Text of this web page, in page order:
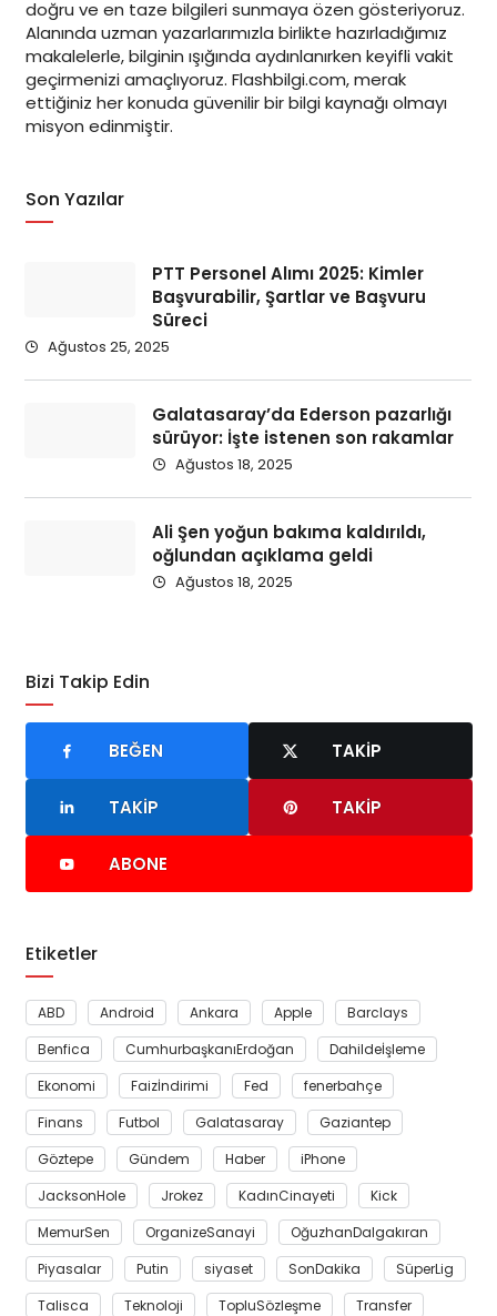
doğru ve en taze bilgileri sunmaya özen gösteriyoruz.
Alanında uzman yazarlarımızla birlikte hazırladığımız
makalelerle, bilginin ışığında aydınlanırken keyifli vakit
geçirmenizi amaçlıyoruz. Flashbilgi.com, merak
ettiğiniz her konuda güvenilir bir bilgi kaynağı olmayı
misyon edinmiştir.
Son Yazılar
PTT Personel Alımı 2025: Kimler
Başvurabilir, Şartlar ve Başvuru
Süreci
Ağustos 25, 2025
Galatasaray’da Ederson pazarlığı
sürüyor: İşte istenen son rakamlar
Ağustos 18, 2025
Ali Şen yoğun bakıma kaldırıldı,
oğlundan açıklama geldi
Ağustos 18, 2025
Bizi Takip Edin
BEĞEN TAKIP
TAKIP TAKIP
ABONE
Etiketler
ABD Android Ankara Apple
Barclays
Benfica
CumhurbaşkanıErdoğan
Dahildeİşleme
Ekonomi
Faizİndirimi Fed
fenerbahçe
Finans
Futbol Galatasaray
Gaziantep
Göztepe
Gündem Haber
iPhone
JacksonHole
Jrokez KadınCinayeti
Kick
MemurSen
OrganizeSanayi
OğuzhanDalgakıran
Piyasalar
Putin siyaset SonDakika
SüperLig
Talisca
Teknoloji TopluSözleşme Transfer